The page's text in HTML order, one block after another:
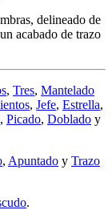
delineado de
acabado de trazo
, Tres, Mantelado
, Jefe, Estrella,
, Picado, Doblado y
, Apuntado y Trazo
.